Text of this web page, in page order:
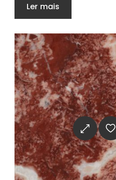
Ler mais